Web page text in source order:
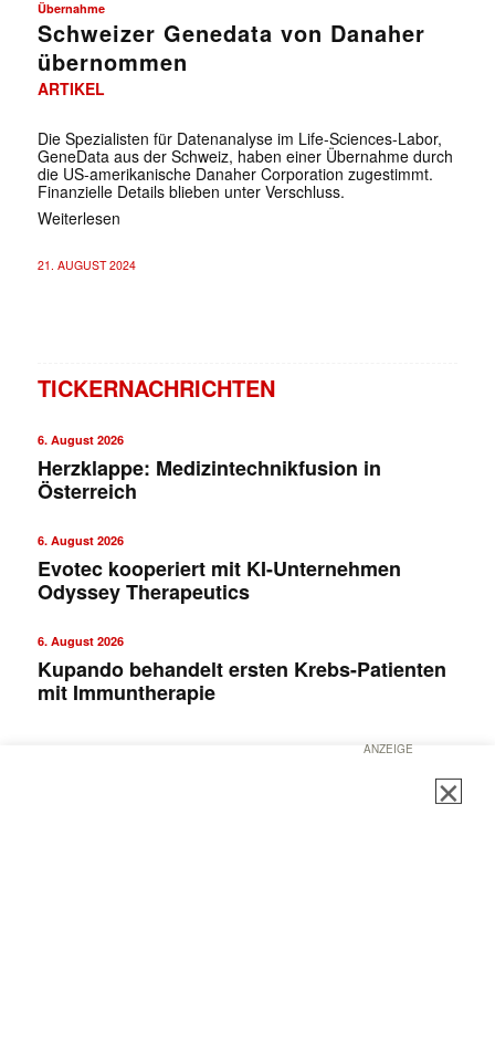
Übernahme
Schweizer Genedata von Danaher
übernommen
ARTIKEL
Die Spezialisten für Datenanalyse im Life-Sciences-Labor,
GeneData aus der Schweiz, haben einer Übernahme durch
die US-amerikanische Danaher Corporation zugestimmt.
Finanzielle Details blieben unter Verschluss.
Weiterlesen
21. AUGUST 2024
TICKERNACHRICHTEN
6. August 2026
Herzklappe: Medizintechnikfusion in
Österreich
6. August 2026
Evotec kooperiert mit KI-Unternehmen
Odyssey Therapeutics
6. August 2026
Kupando behandelt ersten Krebs-Patienten
mit Immuntherapie
ANZEIGE